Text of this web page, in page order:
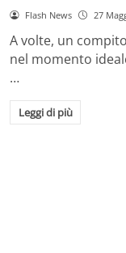
Flash News 27
A volte, un
nel momento
…
Leggi di più